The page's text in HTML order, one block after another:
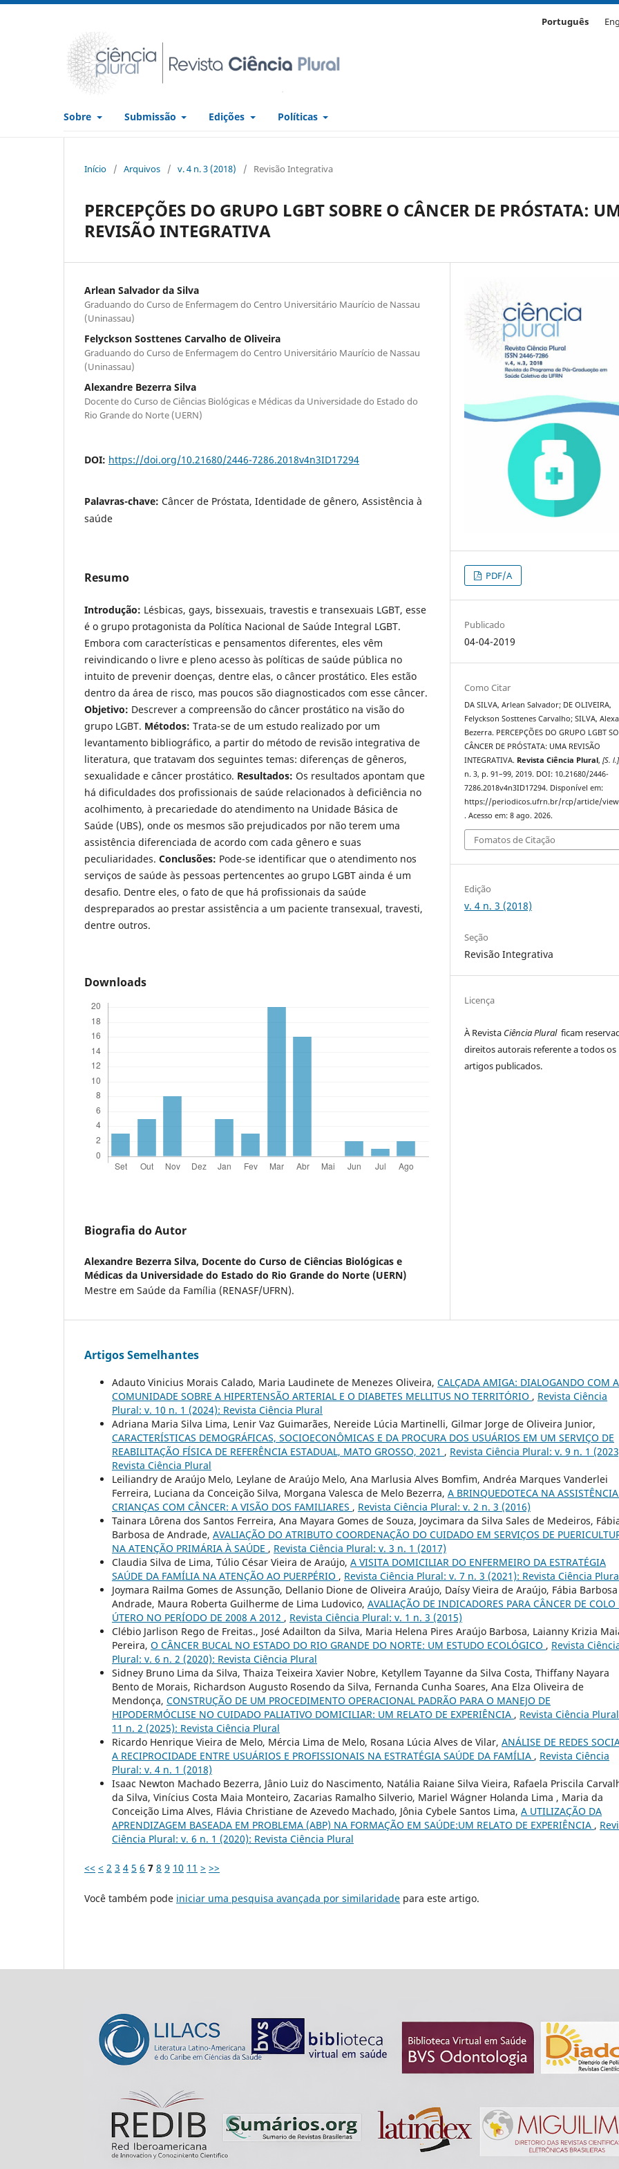
Sobre Submissão Edições Políticas
Português
Início / Arquivos / v. 4 n. 3 (2018) / Revisão Integrativa
PERCEPÇÕES DO GRUPO LGBT SOBRE O CÂNCER DE PRÓSTATA:
REVISÃO INTEGRATIVA
Arlean Salvador da Silva
Graduando do Curso de Enfermagem do Centro Universitário Maurício de Nassau
(Uninassau)
Felyckson Sosttenes Carvalho de Oliveira
Graduando do Curso de Enfermagem do Centro Universitário Maurício de Nassau
(Uninassau)
Alexandre Bezerra Silva
Docente do Curso de Ciências Biológicas e Médicas da Universidade do Estado do
Rio Grande do Norte (UERN)
DOI: https://doi.org/10.21680/2446-7286.2018v4n3ID17294
Palavras-chave: Câncer de Próstata, Identidade de gênero, Assistência à
saúde
Resumo
Introdução: Lésbicas, gays, bissexuais, travestis e transexuais LGBT, esse
é o grupo protagonista da Política Nacional de Saúde Integral LGBT.
Embora com características e pensamentos diferentes, eles vêm
reivindicando o livre e pleno acesso às políticas de saúde pública no
intuito de prevenir doenças, dentre elas, o câncer prostático. Eles estão
dentro da área de risco, mas poucos são diagnosticados com esse câncer.
Objetivo: Descrever a compreensão do câncer prostático na visão do
grupo LGBT. Métodos: Trata-se de um estudo realizado por um
levantamento bibliográfico, a partir do método de revisão integrativa de
literatura, que tratavam dos seguintes temas: diferenças de gêneros,
sexualidade e câncer prostático. Resultados: Os resultados apontam que
há dificuldades dos profissionais de saúde relacionados à deficiência no
acolhimento, à precariedade do atendimento na Unidade Básica de
Saúde (UBS), onde os mesmos são prejudicados por não terem uma
assistência diferenciada de acordo com cada gênero e suas
peculiaridades. Conclusões: Pode-se identificar que o atendimento nos
serviços de saúde às pessoas pertencentes ao grupo LGBT ainda é um
desafio. Dentre eles, o fato de que há profissionais da saúde
despreparados ao prestar assistência a um paciente transexual, travesti,
dentre outros.
Downloads
Biografia do Autor
Alexandre Bezerra Silva, Docente do Curso de Ciências Biológicas e
Médicas da Universidade do Estado do Rio Grande do Norte (UERN)
Mestre em Saúde da Família (RENASF/UFRN).
PDF/A
Publicado
04-04-2019
Como Citar
DA SILVA, Arlean Salvador; DE OLIVEIRA,
Felyckson Sosttenes Carvalho; SILVA,
Bezerra. PERCEPÇÕES DO GRUPO LGBT
CÂNCER DE PRÓSTATA: UMA REVISÃO
INTEGRATIVA. Revista Ciência Plural,[S. l.]
n. 3, p. 91–99, 2019. DOI: 10.21680/2446-
7286.2018v4n3ID17294. Disponível em:
https://periodicos.ufrn.br/rcp/article/
. Acesso em: 8 ago. 2026.
Fomatos de Citação
Edição
v. 4 n. 3 (2018)
Seção
Revisão Integrativa
Licença
À Revista Ciência Pluralficam
direitos autorais referente a todos os
artigos publicados.
Artigos Semelhantes
Adauto Vinicius Morais Calado, Maria Laudinete de Menezes Oliveira, CALÇADA AMIGA: DIALOGANDO COM A
COMUNIDADE SOBRE A HIPERTENSÃO ARTERIAL E O DIABETES MELLITUS NO TERRITÓRIO , Revista Ciência
Plural: v. 10 n. 1 (2024): Revista Ciência Plural
Adriana Maria Silva Lima, Lenir Vaz Guimarães, Nereide Lúcia Martinelli, Gilmar Jorge de Oliveira Junior,
CARACTERÍSTICAS DEMOGRÁFICAS, SOCIOECONÔMICAS E DA PROCURA DOS USUÁRIOS EM UM SERVIÇO DE
REABILITAÇÃO FÍSICA DE REFERÊNCIA ESTADUAL, MATO GROSSO, 2021 , Revista Ciência Plural: v. 9 n. 1
Revista Ciência Plural
Leiliandry de Araújo Melo, Leylane de Araújo Melo, Ana Marlusia Alves Bomfim, Andréa Marques Vanderlei
Ferreira, Luciana da Conceição Silva, Morgana Valesca de Melo Bezerra, A BRINQUEDOTECA NA
CRIANÇAS COM CÂNCER: A VISÃO DOS FAMILIARES , Revista Ciência Plural: v. 2 n. 3 (2016)
Tainara Lôrena dos Santos Ferreira, Ana Mayara Gomes de Souza, Joycimara da Silva Sales de Medeiros,
Barbosa de Andrade, AVALIAÇÃO DO ATRIBUTO COORDENAÇÃO DO CUIDADO EM SERVIÇOS DE
NA ATENÇÃO PRIMÁRIA À SAÚDE , Revista Ciência Plural: v. 3 n. 1 (2017)
Claudia Silva de Lima, Túlio César Vieira de Araújo, A VISITA DOMICILIAR DO ENFERMEIRO DA ESTRATÉGIA
SAÚDE DA FAMÍLIA NA ATENÇÃO AO PUERPÉRIO , Revista Ciência Plural: v. 7 n. 3 (2021): Revista Ciência
Joymara Railma Gomes de Assunção, Dellanio Dione de Oliveira Araújo, Daísy Vieira de Araújo, Fábia
Andrade, Maura Roberta Guilherme de Lima Ludovico, AVALIAÇÃO DE INDICADORES PARA CÂNCER DE COLO
ÚTERO NO PERÍODO DE 2008 A 2012 , Revista Ciência Plural: v. 1 n. 3 (2015)
Clébio Jarlison Rego de Freitas., José Adailton da Silva, Maria Helena Pires Araújo Barbosa, Laianny Krizia
Pereira, O CÂNCER BUCAL NO ESTADO DO RIO GRANDE DO NORTE: UM ESTUDO ECOLÓGICO , Revista
Plural: v. 6 n. 2 (2020): Revista Ciência Plural
Sidney Bruno Lima da Silva, Thaiza Teixeira Xavier Nobre, Ketyllem Tayanne da Silva Costa, Thiffany Nayara
Bento de Morais, Richardson Augusto Rosendo da Silva, Fernanda Cunha Soares, Ana Elza Oliveira de
Mendonça, CONSTRUÇÃO DE UM PROCEDIMENTO OPERACIONAL PADRÃO PARA O MANEJO DE
HIPODERMÓCLISE NO CUIDADO PALIATIVO DOMICILIAR: UM RELATO DE EXPERIÊNCIA , Revista Ciência
11 n. 2 (2025): Revista Ciência Plural
Ricardo Henrique Vieira de Melo, Mércia Lima de Melo, Rosana Lúcia Alves de Vilar, ANÁLISE DE REDES
A RECIPROCIDADE ENTRE USUÁRIOS E PROFISSIONAIS NA ESTRATÉGIA SAÚDE DA FAMÍLIA , Revista Ciência
Plural: v. 4 n. 1 (2018)
Isaac Newton Machado Bezerra, Jânio Luiz do Nascimento, Natália Raiane Silva Vieira, Rafaela Priscila
da Silva, Vinícius Costa Maia Monteiro, Zacarias Ramalho Silverio, Mariel Wágner Holanda Lima , Maria da
Conceição Lima Alves, Flávia Christiane de Azevedo Machado, Jônia Cybele Santos Lima, A UTILIZAÇÃO DA
APRENDIZAGEM BASEADA EM PROBLEMA (ABP) NA FORMAÇÃO EM SAÚDE:UM RELATO DE EXPERIÊNCIA ,
Ciência Plural: v. 6 n. 1 (2020): Revista Ciência Plural
<< < 2 3 4 5 6 7 8 9 10 11 > >>
Você também pode iniciar uma pesquisa avançada por similaridade para este artigo.